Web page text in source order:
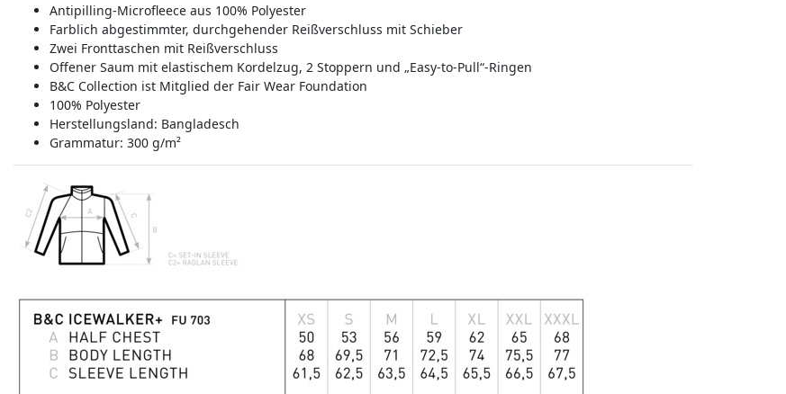
Antipilling-Microfleece aus 100% Polyester
Farblich abgestimmter, durchgehender Reißverschluss mit Schieber
Zwei Fronttaschen mit Reißverschluss
Offener Saum mit elastischem Kordelzug, 2 Stoppern und „Easy-to-Pull“-Ringen
B&C Collection ist Mitglied der Fair Wear Foundation
100% Polyester
Herstellungsland: Bangladesch
Grammatur: 300 g/m²